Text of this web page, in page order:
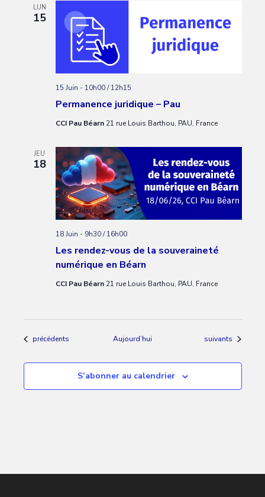
LUN
15
Permanence juridique – Pau
15 Juin - 10h00/12h15
CCI Pau Béarn 21 rue Louis Barthou, PAU, France
JEU
18
Les rendez-vous de la souveraineté
numérique en Béarn
18 Juin - 9h30/16h00
CCI Pau Béarn 21 rue Louis Barthou, PAU, France
Évènements
précédents Aujourd’hui Évènements
suivants
S’abonner au calendrier